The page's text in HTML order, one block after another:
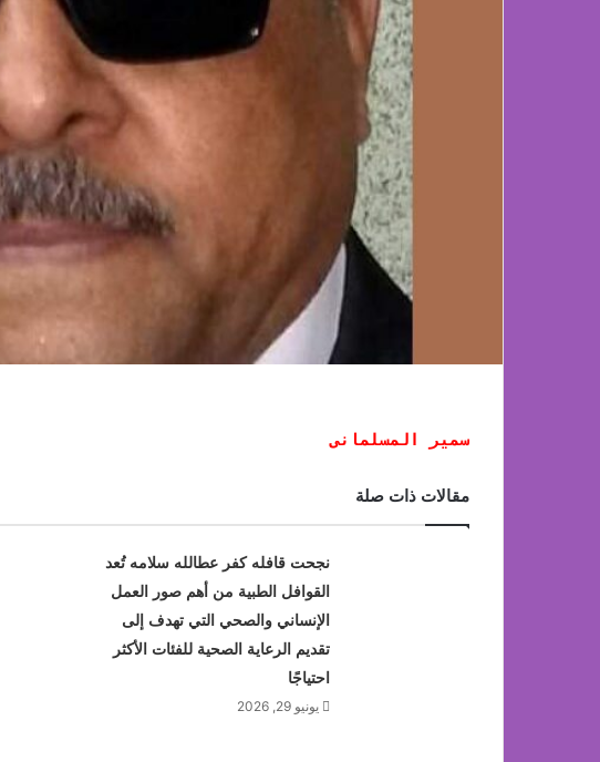
سمير المسلمانى
مقالات ذات صلة
نجحت قافله كفر عطالله سلامه تُعد
القوافل الطبية من أهم صور العمل
الإنساني والصحي التي تهدف إلى
تقديم الرعاية الصحية للفئات الأكثر
احتياجًا
يونيو 29, 2026